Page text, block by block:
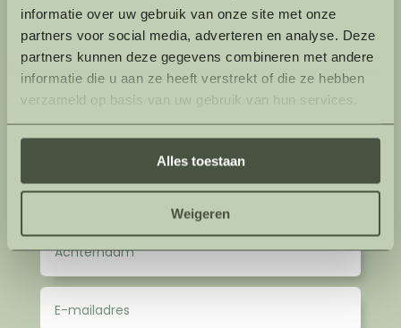
informatie over uw gebruik van onze site met onze
partners voor social media, adverteren en analyse. Deze
partners kunnen deze gegevens combineren met andere
informatie die u aan ze heeft verstrekt of die ze hebben
verzameld op basis van uw gebruik van hun services.
Alles toestaan
Weigeren